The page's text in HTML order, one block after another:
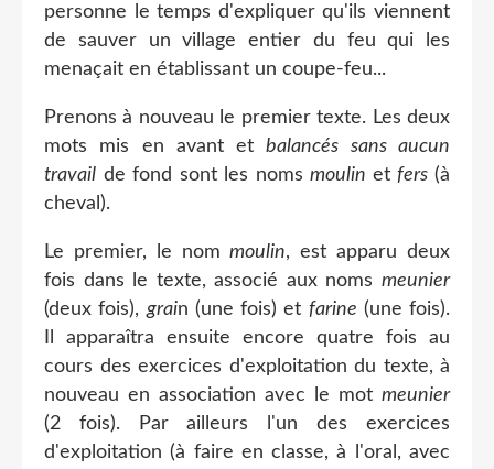
personne le temps d'expliquer qu'ils viennent
de sauver un village entier du feu qui les
menaçait en établissant un coupe-feu...
Prenons à nouveau le premier texte. Les deux
mots mis en avant etbalancés sans aucun
travail de fond sont les nomsmoulin etfers(à
cheval).
Le premier, le nommoulin, est apparu deux
fois dans le texte, associé aux noms meunier
(deux fois),grain (une fois) et farine (une fois).
Il apparaîtra ensuite encore quatre fois au
cours des exercices d'exploitation du texte, à
nouveau en association avec le mot meunier
(2 fois). Par ailleurs l'un des exercices
d'exploitation (à faire en classe, à l'oral, avec